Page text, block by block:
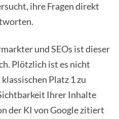
ihre Fragen direkt
und SEOs ist dieser
Plötzlich ist es nicht
Platz 1 zu
Ihrer Inhalte
der KI von Google zitiert